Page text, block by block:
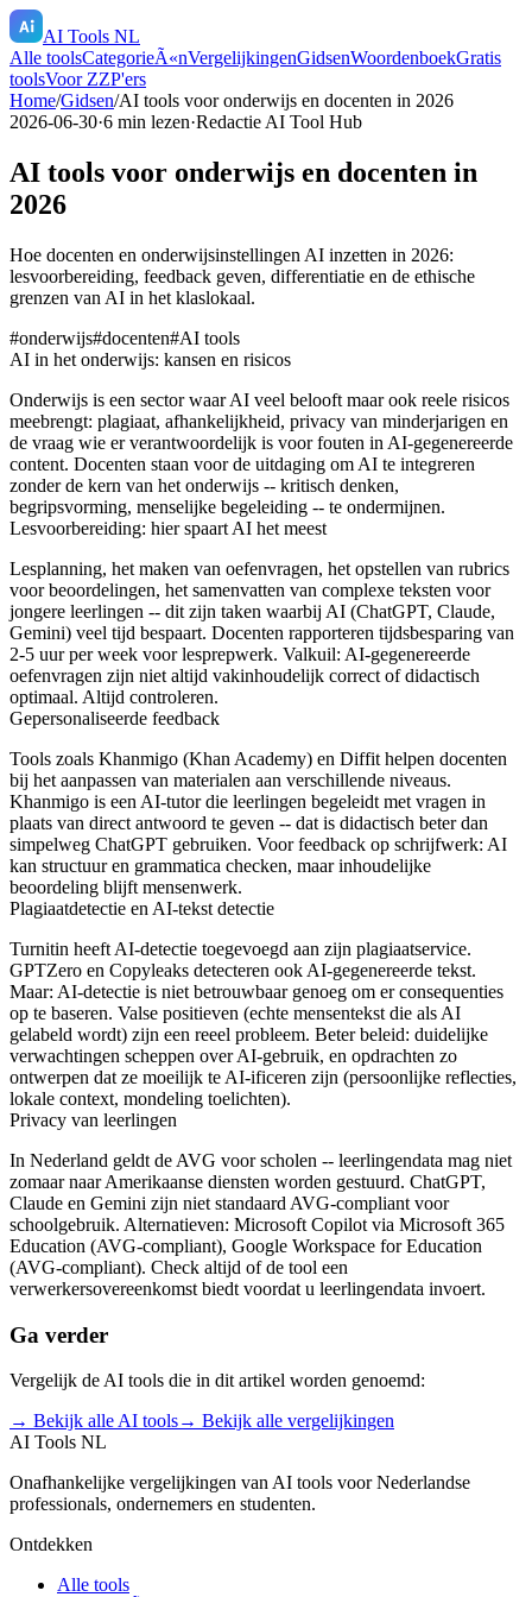
AI Tools NL
Alle toolsCategorieÃ«nVergelijkingenGidsenWoordenboekGratis
toolsVoor ZZP'ers
Home/Gidsen/AI tools voor onderwijs en docenten in 2026
2026-06-30·6 min lezen·Redactie AI Tool Hub
AI tools voor onderwijs en docenten in
2026
Hoe docenten en onderwijsinstellingen AI inzetten in 2026:
lesvoorbereiding, feedback geven, differentiatie en de ethische
grenzen van AI in het klaslokaal.
#onderwijs#docenten#AI tools
AI in het onderwijs: kansen en risicos
Onderwijs is een sector waar AI veel belooft maar ook reele risicos
meebrengt: plagiaat, afhankelijkheid, privacy van minderjarigen en
de vraag wie er verantwoordelijk is voor fouten in AI-gegenereerde
content. Docenten staan voor de uitdaging om AI te integreren
zonder de kern van het onderwijs -- kritisch denken,
begripsvorming, menselijke begeleiding -- te ondermijnen.
Lesvoorbereiding: hier spaart AI het meest
Lesplanning, het maken van oefenvragen, het opstellen van rubrics
voor beoordelingen, het samenvatten van complexe teksten voor
jongere leerlingen -- dit zijn taken waarbij AI (ChatGPT, Claude,
Gemini) veel tijd bespaart. Docenten rapporteren tijdsbesparing van
2-5 uur per week voor lesprepwerk. Valkuil: AI-gegenereerde
oefenvragen zijn niet altijd vakinhoudelijk correct of didactisch
optimaal. Altijd controleren.
Gepersonaliseerde feedback
Tools zoals Khanmigo (Khan Academy) en Diffit helpen docenten
bij het aanpassen van materialen aan verschillende niveaus.
Khanmigo is een AI-tutor die leerlingen begeleidt met vragen in
plaats van direct antwoord te geven -- dat is didactisch beter dan
simpelweg ChatGPT gebruiken. Voor feedback op schrijfwerk: AI
kan structuur en grammatica checken, maar inhoudelijke
beoordeling blijft mensenwerk.
Plagiaatdetectie en AI-tekst detectie
Turnitin heeft AI-detectie toegevoegd aan zijn plagiaatservice.
GPTZero en Copyleaks detecteren ook AI-gegenereerde tekst.
Maar: AI-detectie is niet betrouwbaar genoeg om er consequenties
op te baseren. Valse positieven (echte mensentekst die als AI
gelabeld wordt) zijn een reeel probleem. Beter beleid: duidelijke
verwachtingen scheppen over AI-gebruik, en opdrachten zo
ontwerpen dat ze moeilijk te AI-ificeren zijn (persoonlijke reflecties,
lokale context, mondeling toelichten).
Privacy van leerlingen
In Nederland geldt de AVG voor scholen -- leerlingendata mag niet
zomaar naar Amerikaanse diensten worden gestuurd. ChatGPT,
Claude en Gemini zijn niet standaard AVG-compliant voor
schoolgebruik. Alternatieven: Microsoft Copilot via Microsoft 365
Education (AVG-compliant), Google Workspace for Education
(AVG-compliant). Check altijd of de tool een
verwerkersovereenkomst biedt voordat u leerlingendata invoert.
Ga verder
Vergelijk de AI tools die in dit artikel worden genoemd:
→ Bekijk alle AI tools→ Bekijk alle vergelijkingen
AI Tools NL
Onafhankelijke vergelijkingen van AI tools voor Nederlandse
professionals, ondernemers en studenten.
Ontdekken
Alle tools